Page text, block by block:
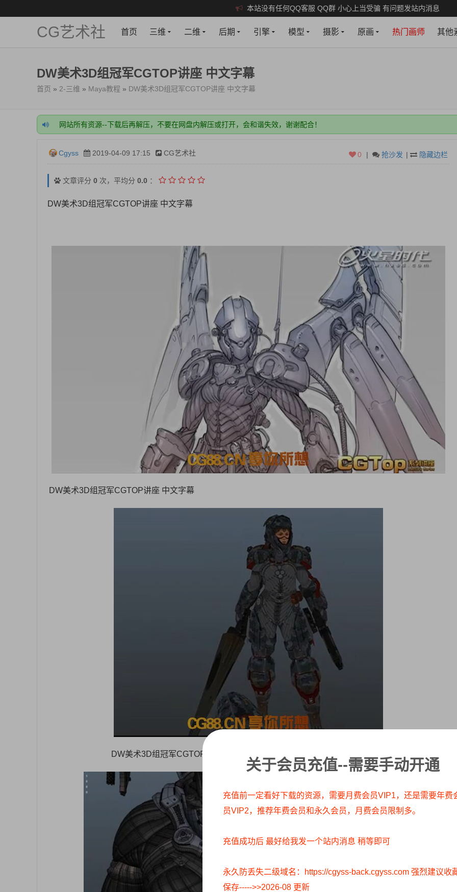
本站没有任何QQ客服 QQ群 小心上当受骗 有问题发站内消息
CG艺术社 首页 三维 二维 后期 引擎 模型 摄影 原画 热门画师 其他
DW美术3D组冠军CGTOP讲座 中文字幕
首页 » 2-三维 » Maya教程 » DW美术3D组冠军CGTOP讲座 中文字幕
永久防丢失二级域名：https://cgyss-back.cgyss.com 强烈建议收藏保存----->>2026-08 更新
网站所有资源--下载后再解压，不要在网盘内解压或打开，会和谐失效，谢谢配合！
网站注册一定要绑定好邮箱，很关键！
开通会员或充值前，一定要看下载的资源，需要什么权限，建议年费会员，月会员限制多些。
永久防丢失二级域名：https://cgyss-back.cgyss.com 强烈建议收藏保存----->>2026-08 更新
网站所有资源--下载后再解压，不要在网盘内解压或打开，会和谐失效，谢谢配合！
网站注册一定要绑定好邮箱，很关键！
开通会员或充值前，一定要看下载的资源，需要什么权限，建议年费会员，月会员限制多些。
Cgyss 2019-04-09 17:15 CG艺术社 | 隐藏边栏
| 抢沙发
0
文章评分 0 次，平均分 0.0 ：
DW美术3D组冠军CGTOP讲座 中文字幕
DW美术3D组冠军CGTOP讲座 中文字幕
DW美术3D组冠军CGTOP讲座 中文字幕
关于会员充值--需要手动开通
充值前一定看好下载的资源，需要月费会员VIP1，还是需要年费
员VIP2，推荐年费会员和永久会员，月费会员限制多。
充值成功后 最好给我发一个站内消息 稍等即可
永久防丢失二级域名：https://cgyss-back.cgyss.com 强烈建议收
保存----->>2026-08 更新